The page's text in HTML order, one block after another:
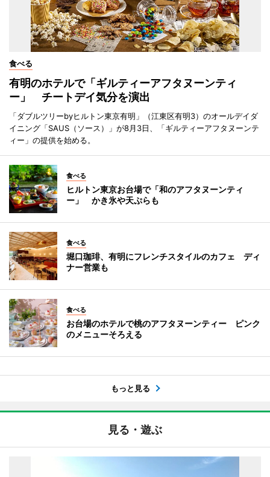
食べる
有明のホテルで「ギルティーアフタヌーンティ
ー」 チートデイ気分を演出
「ダブルツリーbyヒルトン東京有明」（江東区有明3）のオールデイダ
イニング「SAUS（ソース）」が8月3日、「ギルティーアフタヌーンテ
ィー」の提供を始める。
食べる
ヒルトン東京お台場で「和のアフタヌーンティ
ー」 かき氷や天ぷらも
食べる
堀口珈琲、有明にフレンチスタイルのカフェ ディ
ナー営業も
食べる
お台場のホテルで桃のアフタヌーンティー ピンク
のメニューそろえる
もっと見る
見る・遊ぶ